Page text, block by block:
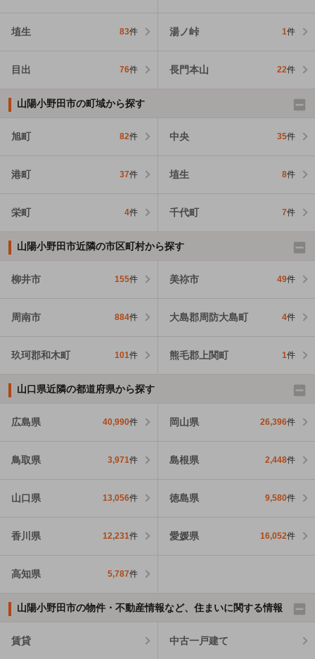
埴生 83件 湯ノ峠 1件
目出 76件 長門本山 22件
山陽小野田市の町域から探す
旭町 82件 中央 35件
港町 37件 埴生 8件
栄町 4件 千代町 7件
山陽小野田市近隣の市区町村から探す
柳井市 155件 美祢市 49件
周南市 884件 大島郡周防大島町 4件
玖珂郡和木町 101件 熊毛郡上関町 1件
山口県近隣の都道府県から探す
広島県 40,990件 岡山県 26,396件
鳥取県 3,971件 島根県 2,448件
山口県 13,056件 徳島県 9,580件
香川県 12,231件 愛媛県 16,052件
高知県 5,787件
山陽小野田市の物件・不動産情報など、住まいに関する情報
賃貸 中古一戸建て